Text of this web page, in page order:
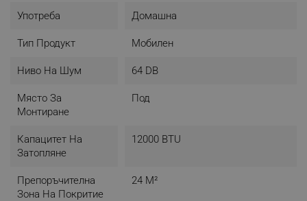
- Цвят: Бял
Употреба Домашна
Тип Продукт Мобилен
Ниво На Шум 64 DB
Място За
Монтиране
Под
Капацитет На
Затопляне
12000 BTU
Препоръчителна
Зона На Покритие
24 М²